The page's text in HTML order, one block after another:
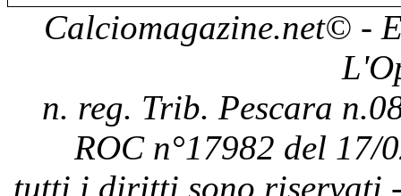
Calciomagazine.net© -
n. reg. Trib. Pescara
ROC n°17982 del 17/
tutti i diritti sono riservati